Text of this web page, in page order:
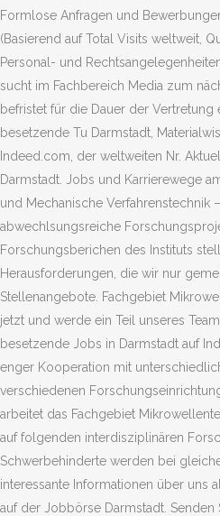
Formlose Anfragen und
(Basierend auf Total Visits weltweit,
Personal- und
sucht im Fachbereich Media zum
befristet für die Dauer der Vertretung
besetzende Tu Darmstadt,
Indeed.com, der weltweiten Nr.
Darmstadt. Jobs und Karrierewege
und Mechanische Verfahrenstechnik
abwechlsungsreiche
Forschungsberichen des Instituts
Herausforderungen, die wir nur
Stellenangebote. Fachgebiet
jetzt und werde ein Teil unseres
besetzende Jobs in Darmstadt auf
enger Kooperation mit
verschiedenen
arbeitet das Fachgebiet
auf folgenden interdisziplinären
Schwerbehinderte werden bei
interessante Informationen über uns
auf der Jobbörse Darmstadt. Senden